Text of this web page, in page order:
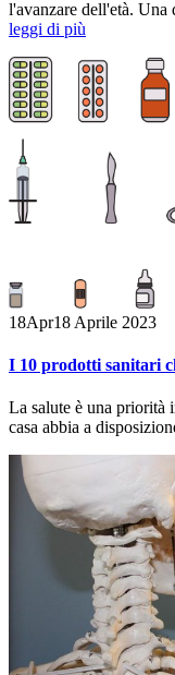
l'avanzare dell'età.
leggi di più
18Apr18 Aprile 2023
I 10 prodotti sanitari
La salute è una priorità
casa abbia a